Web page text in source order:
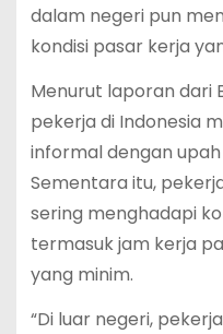
dalam negeri pun
kondisi pasar kerja
Menurut laporan dari
pekerja di Indonesia
informal dengan
Sementara itu,
sering menghadapi
termasuk jam kerja
yang minim.
“Di luar negeri,